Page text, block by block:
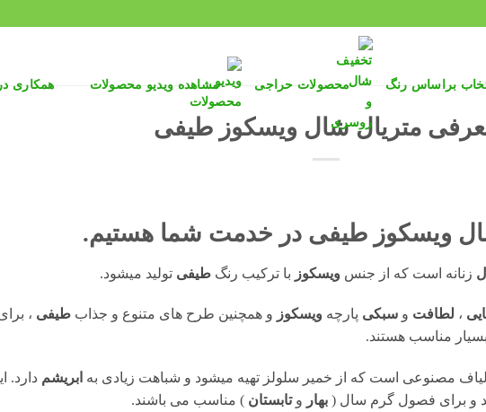
براساس رنگ محصولات حراجی مشاهده ویدیو محصولات همکاری
متریال شال ویسکوز طیفی
ویسکوز طیفی در خدمت شما هستیم.
زنانه است که از جنس ویسکوز با ترکیب رنگ طیفی تولید میشود.
، لطافت و سبکی پارچه ویسکوز و همچنین طرح های متنوع و جذاب طیفی ،
مناسب هستند.
مصنوعی است که از خمیر سلولز تهیه میشود و شباهت زیادی به ابریشم دارد.
و برای فصول گرم سال ( بهار وتابستان ) مناسب می باشند.